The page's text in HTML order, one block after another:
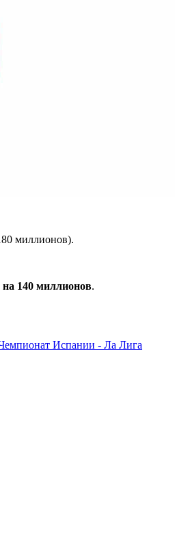
миллионов).
140 миллионов.
Испании - Ла Лига